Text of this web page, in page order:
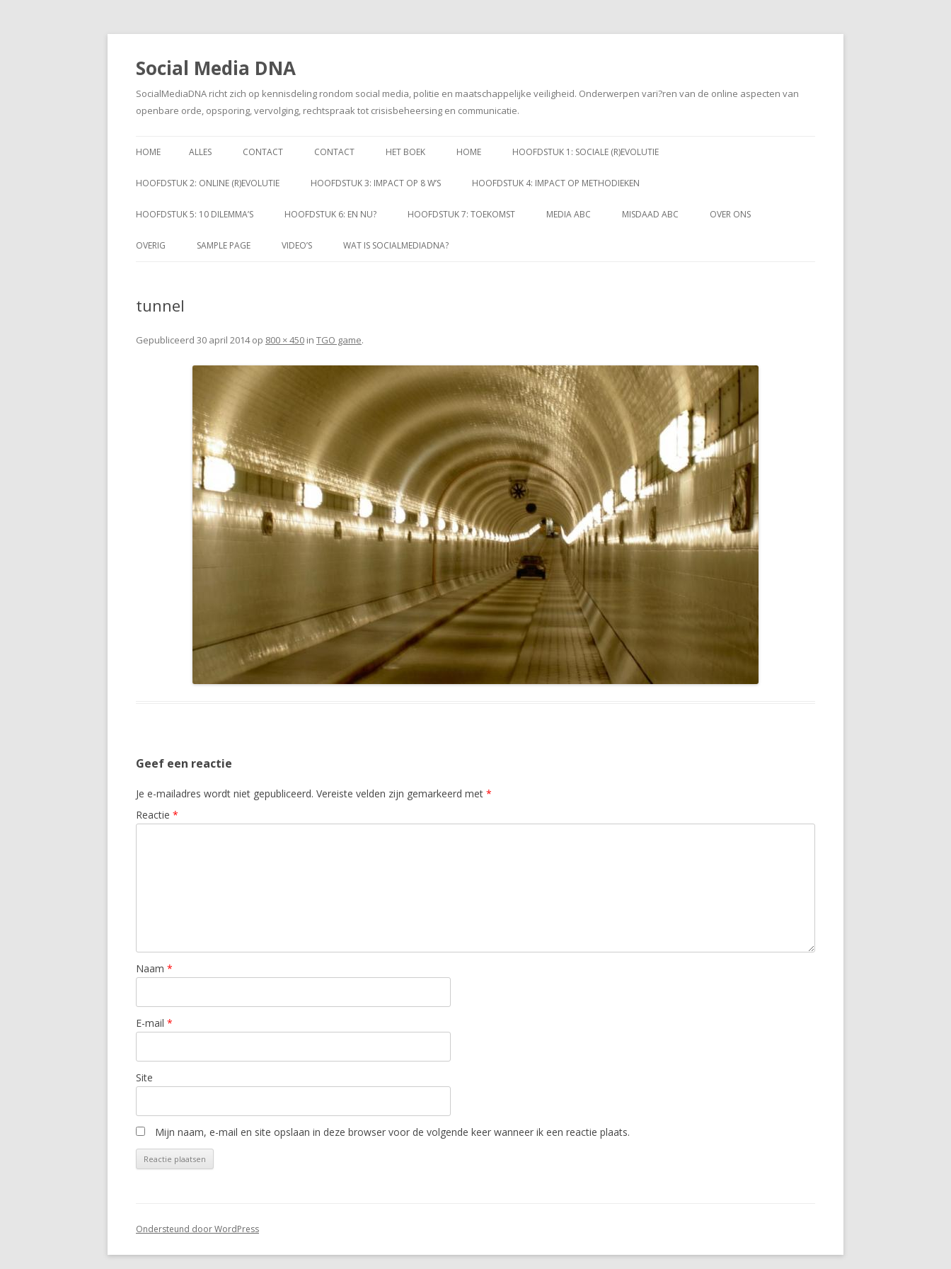
Social Media DNA
SocialMediaDNA richt zich op kennisdeling rondom social media, politie en maatschappelijke veiligheid. Onderwerpen vari?ren van de online aspecten van
openbare orde, opsporing, vervolging, rechtspraak tot crisisbeheersing en communicatie.
naar
HOME ALLES CONTACT CONTACT HET BOEK HOME HOOFDSTUK 1: SOCIALE (R)EVOLUTIE
HOOFDSTUK 2: ONLINE (R)EVOLUTIE HOOFDSTUK 3: IMPACT OP 8 W’S HOOFDSTUK 4: IMPACT OP METHODIEKEN
HOOFDSTUK 5: 10 DILEMMA’S HOOFDSTUK 6: EN NU? HOOFDSTUK 7: TOEKOMST MEDIA ABC MISDAAD ABC OVER ONS
OVERIG SAMPLE PAGE VIDEO’S WAT IS SOCIALMEDIADNA?
tunnel
Gepubliceerd 30 april 2014op 800 × 450 in TGO game.
Geef een reactie
Je e-mailadres wordt niet gepubliceerd. Vereiste velden zijn gemarkeerd met *
Reactie *
Naam *
E-mail *
Site
Mijn naam, e-mail en site opslaan in deze browser voor de volgende keer wanneer ik een reactie plaats.
Ondersteund door WordPress